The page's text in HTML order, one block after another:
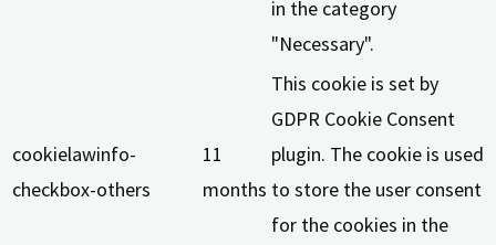
in the category
"Necessary".
cookielawinfo-
checkbox-others
11
months
This cookie is set by
GDPR Cookie Consent
plugin. The cookie is used
to store the user consent
for the cookies in the